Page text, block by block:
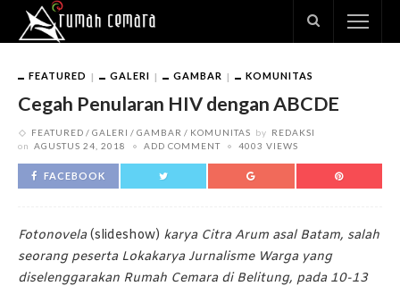
FEATURED GALERI GAMBAR KOMUNITAS
Cegah Penularan HIV dengan ABCDE
FEATURED GALERI GAMBAR KOMUNITAS by REDAKSI
on AGUSTUS 24, 2018 ADD COMMENT 4003 VIEWS
FACEBOOK
Fotonovela(slideshow) karya Citra Arum asal Batam, salah
seorang peserta Lokakarya Jurnalisme Warga yang
diselenggarakan Rumah Cemara di Belitung, pada 10-13